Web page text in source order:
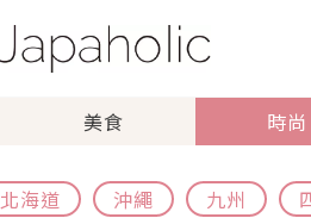
美食 時尚
北海道 沖繩 九州